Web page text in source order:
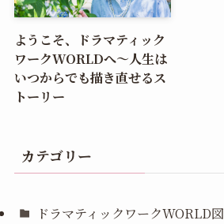
ようこそ、ドラマティック
ワークWORLDへ〜人生は
いつからでも描き直せるス
トーリー
カテゴリー
ドラマティックワークWORLD